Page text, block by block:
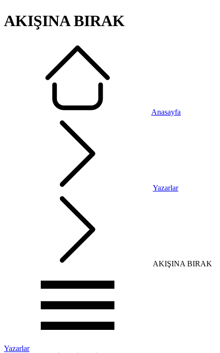
AKIŞINA BIRAK
Anasayfa
Yazarlar
AKIŞINA BIRAK
Yazarlar